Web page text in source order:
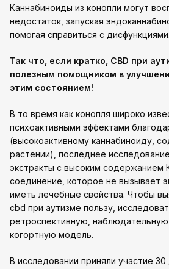
Каннабиноиды из конопли могут
недостаток, запуская
помогая справиться с дисфункциями.
Так что, если кратко, CBD при
полезным помощником в
этим состоянием!
В то время как конопля широко
психоактивными эффектами
(высокоактивному каннабиноиду,
растении), последнее
экстракты с высоким
соединение, которое не вызывает
иметь лечебные свойства. Чтобы
cbd при аутизме пользу,
ретроспективную,
когортную модель.
В исследовании приняли участие